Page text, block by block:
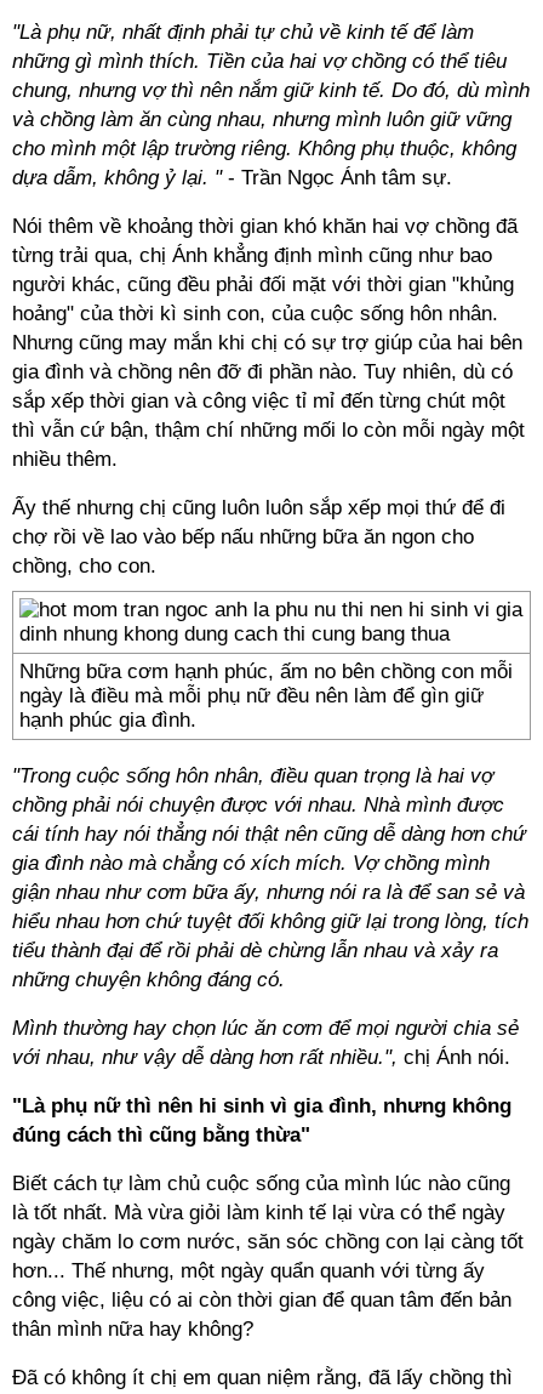
"Là phụ nữ, nhất định phải tự chủ về kinh tế để làm
những gì mình thích. Tiền của hai vợ chồng có thể tiêu
chung, nhưng vợ thì nên nắm giữ kinh tế. Do đó, dù mình
và chồng làm ăn cùng nhau, nhưng mình luôn giữ vững
cho mình một lập trường riêng. Không phụ thuộc, không
dựa dẫm, không ỷ lại. "- Trần Ngọc Ánh tâm sự.
Nói thêm về khoảng thời gian khó khăn hai vợ chồng đã
từng trải qua, chị Ánh khẳng định mình cũng như bao
người khác, cũng đều phải đối mặt với thời gian "khủng
hoảng" của thời kì sinh con, của cuộc sống hôn nhân.
Nhưng cũng may mắn khi chị có sự trợ giúp của hai bên
gia đình và chồng nên đỡ đi phần nào. Tuy nhiên, dù có
sắp xếp thời gian và công việc tỉ mỉ đến từng chút một
thì vẫn cứ bận, thậm chí những mối lo còn mỗi ngày một
nhiều thêm.
Ấy thế nhưng chị cũng luôn luôn sắp xếp mọi thứ để đi
chợ rồi về lao vào bếp nấu những bữa ăn ngon cho
chồng, cho con.
Những bữa cơm hạnh phúc, ấm no bên chồng con mỗi
ngày là điều mà mỗi phụ nữ đều nên làm để gìn giữ
hạnh phúc gia đình.
"Trong cuộc sống hôn nhân, điều quan trọng là hai vợ
chồng phải nói chuyện được với nhau. Nhà mình được
cái tính hay nói thẳng nói thật nên cũng dễ dàng hơn chứ
gia đình nào mà chẳng có xích mích. Vợ chồng mình
giận nhau như cơm bữa ấy, nhưng nói ra là để san sẻ và
hiểu nhau hơn chứ tuyệt đối không giữ lại trong lòng, tích
tiểu thành đại để rồi phải dè chừng lẫn nhau và xảy ra
những chuyện không đáng có.
Mình thường hay chọn lúc ăn cơm để mọi người chia sẻ
với nhau, như vậy dễ dàng hơn rất nhiều.", chị Ánh nói.
"Là phụ nữ thì nên hi sinh vì gia đình, nhưng không
đúng cách thì cũng bằng thừa"
Biết cách tự làm chủ cuộc sống của mình lúc nào cũng
là tốt nhất. Mà vừa giỏi làm kinh tế lại vừa có thể ngày
ngày chăm lo cơm nước, săn sóc chồng con lại càng tốt
hơn... Thế nhưng, một ngày quẩn quanh với từng ấy
công việc, liệu có ai còn thời gian để quan tâm đến bản
thân mình nữa hay không?
Đã có không ít chị em quan niệm rằng, đã lấy chồng thì